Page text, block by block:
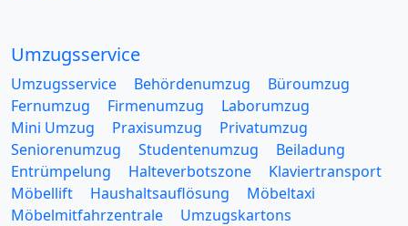
Umzugsservice
Umzugsservice Behördenumzug
Büroumzug
Fernumzug
Firmenumzug
Laborumzug
Mini Umzug
Praxisumzug
Privatumzug
Seniorenumzug
Studentenumzug
Beiladung
Entrümpelung
Halteverbotszone
Klaviertransport
Möbellift
Haushaltsauflösung
Möbeltaxi
Möbelmitfahrzentrale
Umzugskartons